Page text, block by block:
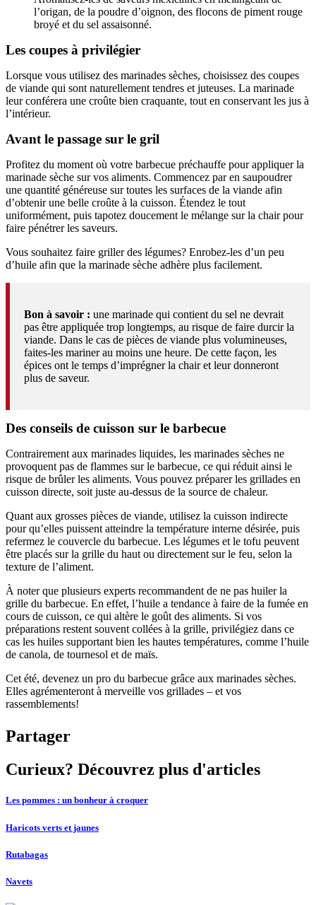
l’origan, de la poudre d’oignon, des flocons de piment rouge
broyé et du sel assaisonné.
Les coupes à privilégier
Lorsque vous utilisez des marinades sèches, choisissez des coupes
de viande qui sont naturellement tendres et juteuses. La marinade
leur conférera une croûte bien craquante, tout en conservant les jus à
l’intérieur.
Avant le passage sur le gril
Profitez du moment où votre barbecue préchauffe pour appliquer la
marinade sèche sur vos aliments. Commencez par en saupoudrer
une quantité généreuse sur toutes les surfaces de la viande afin
d’obtenir une belle croûte à la cuisson. Étendez le tout
uniformément, puis tapotez doucement le mélange sur la chair pour
faire pénétrer les saveurs.
Vous souhaitez faire griller des légumes? Enrobez-les d’un peu
d’huile afin que la marinade sèche adhère plus facilement.
Bon à savoir : une marinade qui contient du sel ne devrait
pas être appliquée trop longtemps, au risque de faire durcir la
viande. Dans le cas de pièces de viande plus volumineuses,
faites-les mariner au moins une heure. De cette façon, les
épices ont le temps d’imprégner la chair et leur donneront
plus de saveur.
Des conseils de cuisson sur le barbecue
Contrairement aux marinades liquides, les marinades sèches ne
provoquent pas de flammes sur le barbecue, ce qui réduit ainsi le
risque de brûler les aliments. Vous pouvez préparer les grillades en
cuisson directe, soit juste au-dessus de la source de chaleur.
Quant aux grosses pièces de viande, utilisez la cuisson indirecte
pour qu’elles puissent atteindre la température interne désirée, puis
refermez le couvercle du barbecue. Les légumes et le tofu peuvent
être placés sur la grille du haut ou directement sur le feu, selon la
texture de l’aliment.
À noter que plusieurs experts recommandent de ne pas huiler la
grille du barbecue. En effet, l’huile a tendance à faire de la fumée en
cours de cuisson, ce qui altère le goût des aliments. Si vos
préparations restent souvent collées à la grille, privilégiez dans ce
cas les huiles supportant bien les hautes températures, comme l’huile
de canola, de tournesol et de maïs.
Cet été, devenez un pro du barbecue grâce aux marinades sèches.
Elles agrémenteront à merveille vos grillades – et vos
rassemblements!
Partager
Curieux? Découvrez plus d'articles
Les pommes : un bonheur à croquer
Haricots verts et jaunes
Rutabagas
Navets